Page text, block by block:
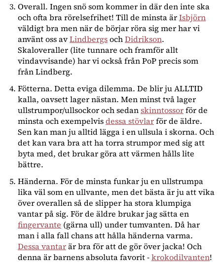
Overall. Ingen snö som kommer in där den inte ska
och ofta bra rörelsefrihet! Till de minsta ärIsbjörn
väldigt bra men när de börjar röra sig mer har vi
använt oss avLindbergsochDidrikson.
Skaloveraller (lite tunnare och framför allt
vindavvisande) har vi också från PoP precis som
från Lindberg.
Fötterna. Detta eviga dilemma. De blir ju ALLTID
kalla, oavsett lager nästan. Men minst två lager
ullstrumpor/ullsockor och sedanskinntossorför de
minsta och exempelvisdessa stövlarför de äldre.
Sen kan man ju alltid lägga i en ullsula i skorna. Och
det kan vara bra att ha torra strumpor med sig att
byta med, det brukar göra att värmen hålls lite
bättre.
Händerna. För de minsta funkar ju en ullstrumpa
lika väl som en ullvante, men det bästa är ju att vika
över overallen så de slipper ha stora klumpiga
vantar på sig. För de äldre brukar jag sätta en
fingervante (gärna ull) under tumvanten. Då har
man i alla fall chans att hålla händerna varma.
Dessa vantarär bra för att de gör över jacka! Och
denna är barnens absoluta favorit -krokodilvanten!